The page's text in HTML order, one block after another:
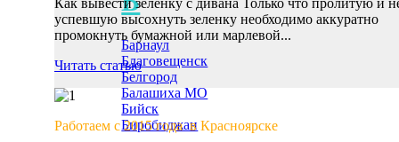
Барнаул
Благовещенск
Белгород
Балашиха МО
Бийск
Биробиджан
Как вывести зеленку с дивана Только что пролитую и
успевшую высохнуть зеленку необходимо аккуратно
промокнуть бумажной или марлевой...
Читать статью
Работаем с 2015 года в Красноярске